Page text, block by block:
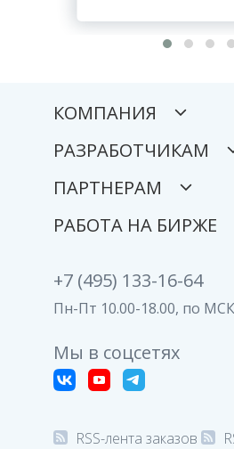
КОМПАНИЯ
РАЗРАБОТЧИКАМ
ПАРТНЕРАМ
РАБОТА НА БИРЖЕ
+7 (495) 133-16-64
Пн-Пт 10.00-18.00, по МСК
Мы в соцсетях
RSS-лента заказов